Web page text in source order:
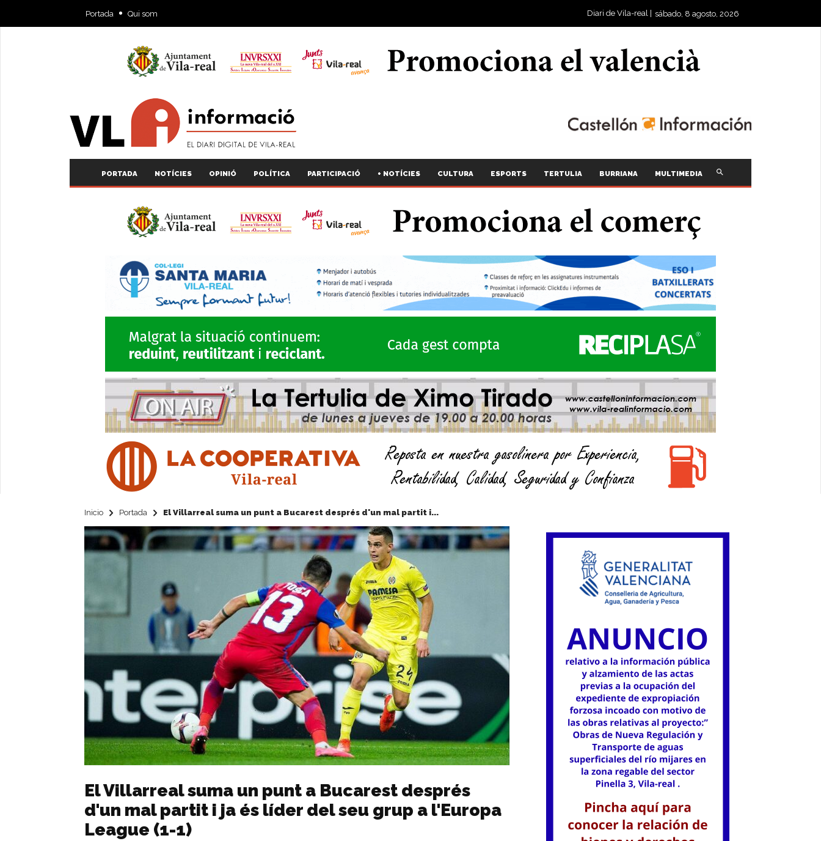
Portada Qui som Diari de Vila-real | sábado, 8 agosto, 2026
PORTADA NOTÍCIES OPINIÓ POLÍTICA PARTICIPACIÓ + NOTÍCIES CULTURA ESPORTS TERTULIA BURRIANA MULTIMEDIA
Inicio Portada El Villarreal suma un punt a Bucarest després d'un mal partit i...
El Villarreal suma un punt a Bucarest després
d'un mal partit i ja és líder del seu grup a l'Europa
League (1-1)